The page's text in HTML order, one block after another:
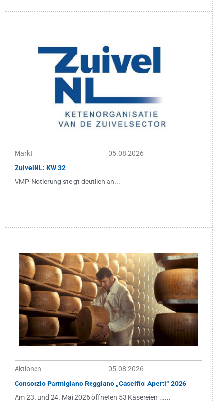
Markt
05.08.2026
ZuivelNL: KW 32
VMP-Notierung steigt deutlich an...
Aktionen
05.08.2026
Consorzio Parmigiano Reggiano „Caseifici Aperti“ 2026
Am 23. und 24. Mai 2026 öffneten 53 Käsereien ......